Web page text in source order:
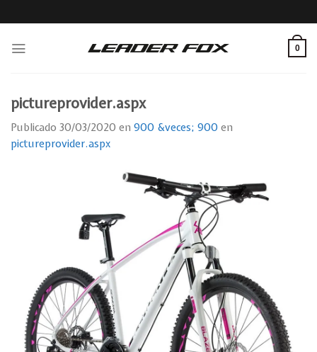
to
0
pictureprovider.aspx
Publicado 30/03/2020 en 900 &veces; 900 en
pictureprovider.aspx